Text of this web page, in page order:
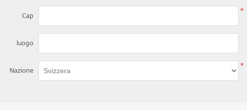
Cap *
luogo
Nazione *